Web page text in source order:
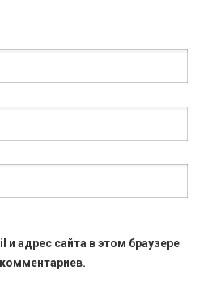
и адрес сайта в этом браузере